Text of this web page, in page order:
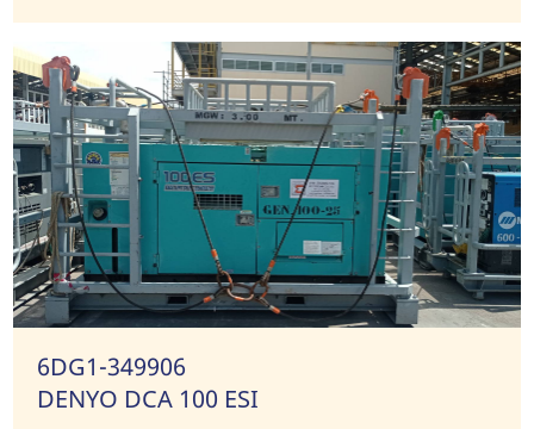
6DG1-349906
DENYO DCA 100 ESI